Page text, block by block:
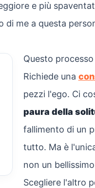
e più
di me a questa
Questo
Richiede una
pezzi l'ego. Ci
paura della
fallimento di un
tutto. Ma è
non un
Scegliere l'altro